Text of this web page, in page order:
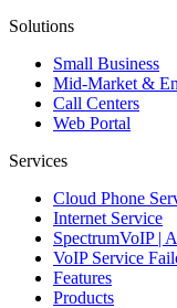
Solutions
Small Business
Mid-Market &
Call Centers
Web Portal
Services
Cloud Phone
Internet Service
SpectrumVoIP |
VoIP Service
Features
Products